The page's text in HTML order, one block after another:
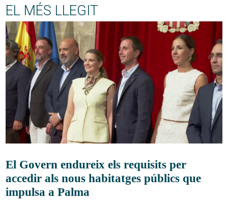
EL MÉS LLEGIT
El Govern endureix els requisits per
accedir als nous habitatges públics que
impulsa a Palma